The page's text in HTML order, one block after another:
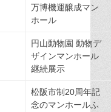
万博機運醸成マン
ホール
円山動物園 動物デ
ザインマンホール
継続展示
松阪市制20周年記
念のマンホールふ